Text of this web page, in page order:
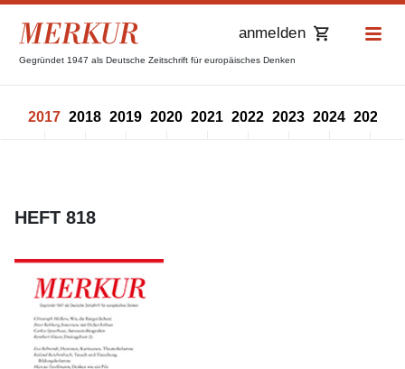
Gegründet 1947 als Deutsche Zeitschrift für europäisches Denken
anmelden
2017 2018 2019 2020 2021 2022 2023 2024 2025
HEFT 818